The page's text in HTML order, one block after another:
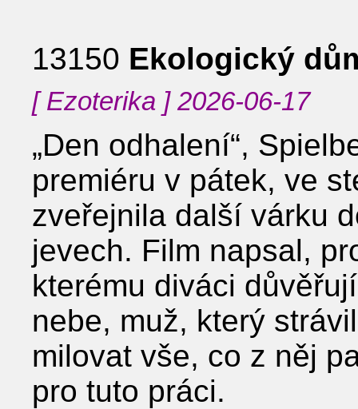
13150 Ekologický
[ Ezoterika ] 2026-06-17
„Den odhalení“,
premiéru v pátek, ve
zveřejnila další várku
jevech. Film napsal,
kterému diváci
nebe, muž, který
milovat vše, co z něj
pro tuto práci.